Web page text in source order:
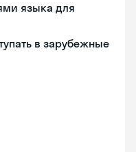
языка для
в зарубежные